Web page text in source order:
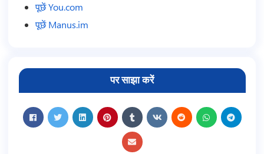
पूछें You.com
पूछें Manus.im
पर साझा करें